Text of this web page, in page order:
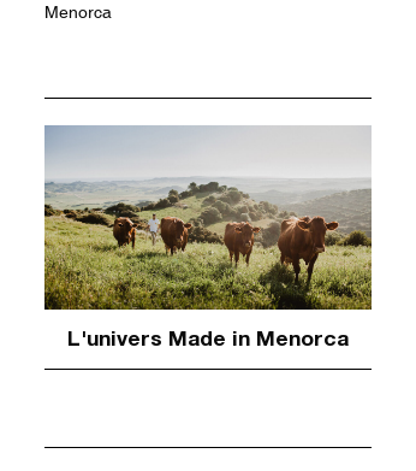
Menorca
L'univers Made in Menorca